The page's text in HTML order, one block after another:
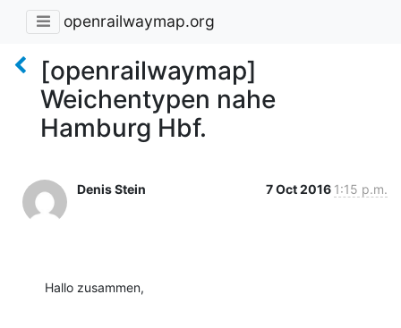
openrailwaymap.org
[openrailwaymap]
Weichentypen nahe
Hamburg Hbf.
Denis Stein 7 Oct 2016 1:15 p.m.
Hallo zusammen,